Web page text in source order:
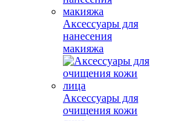
Аксессуары для
нанесения
макияжа
Аксессуары для
очищения кожи